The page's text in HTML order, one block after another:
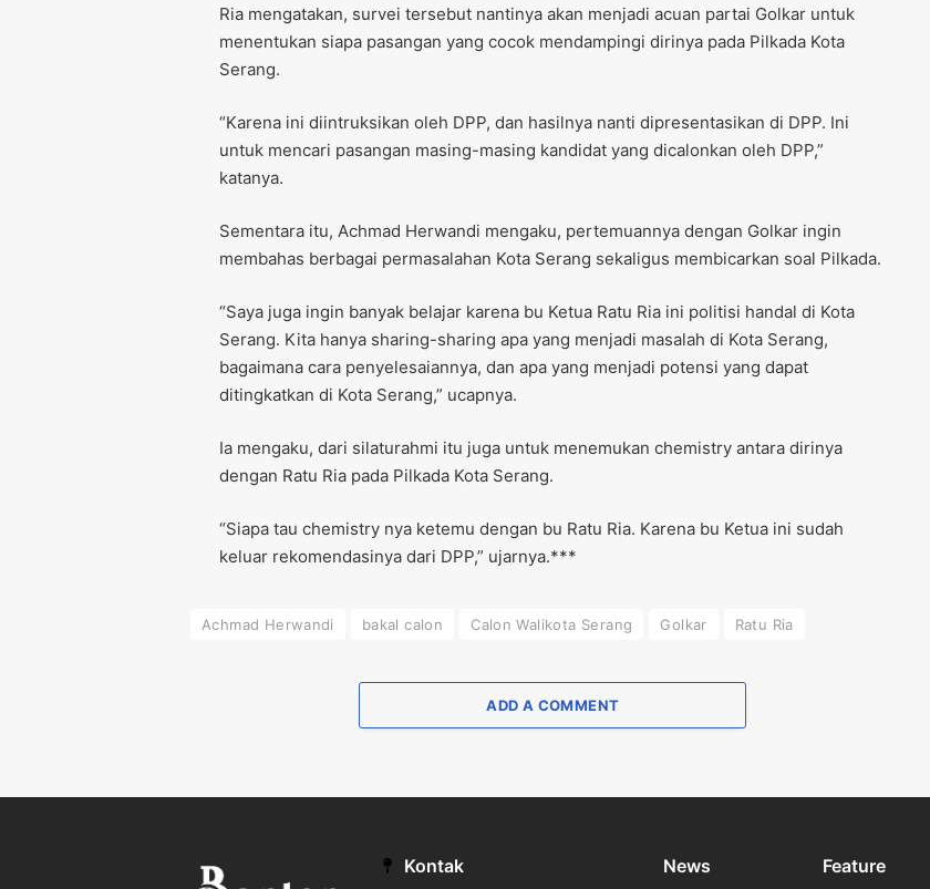
Ria mengatakan, survei tersebut nantinya akan menjadi acuan partai Golkar untuk
menentukan siapa pasangan yang cocok mendampingi dirinya pada Pilkada Kota
Serang.
“Karena ini diintruksikan oleh DPP, dan hasilnya nanti dipresentasikan di DPP. Ini
untuk mencari pasangan masing-masing kandidat yang dicalonkan oleh DPP,”
katanya.
Sementara itu, Achmad Herwandi mengaku, pertemuannya dengan Golkar ingin
membahas berbagai permasalahan Kota Serang sekaligus membicarkan soal Pilkada.
“Saya juga ingin banyak belajar karena bu Ketua Ratu Ria ini politisi handal di Kota
Serang. Kita hanya sharing-sharing apa yang menjadi masalah di Kota Serang,
bagaimana cara penyelesaiannya, dan apa yang menjadi potensi yang dapat
ditingkatkan di Kota Serang,” ucapnya.
Ia mengaku, dari silaturahmi itu juga untuk menemukan chemistry antara dirinya
dengan Ratu Ria pada Pilkada Kota Serang.
“Siapa tau chemistry nya ketemu dengan bu Ratu Ria. Karena bu Ketua ini sudah
keluar rekomendasinya dari DPP,” ujarnya.***
Achmad Herwandi bakal calon Calon Walikota Serang Golkar Ratu Ria
ADD A COMMENT
Kontak News Feature